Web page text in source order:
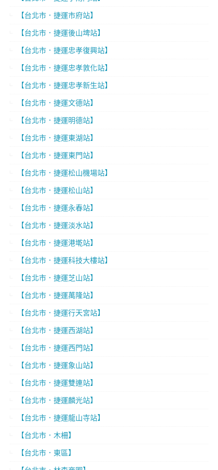
【台北市．捷運市府站】
【台北市．捷運後山埤站】
【台北市．捷運忠孝復興站】
【台北市．捷運忠孝敦化站】
【台北市．捷運忠孝新生站】
【台北市．捷運文德站】
【台北市．捷運明德站】
【台北市．捷運東湖站】
【台北市．捷運東門站】
【台北市．捷運松山機場站】
【台北市．捷運松山站】
【台北市．捷運永春站】
【台北市．捷運淡水站】
【台北市．捷運港墘站】
【台北市．捷運科技大樓站】
【台北市．捷運芝山站】
【台北市．捷運萬隆站】
【台北市．捷運行天宮站】
【台北市．捷運西湖站】
【台北市．捷運西門站】
【台北市．捷運象山站】
【台北市．捷運雙連站】
【台北市．捷運麟光站】
【台北市．捷運龍山寺站】
【台北市．木柵】
【台北市．東區】